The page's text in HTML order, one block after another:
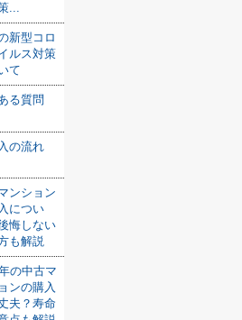
...
新型コロ
ルス対策
て
る質問
の流れ
ンション
につい
悔しない
も解説
の中古マ
ンの購入
夫？寿命